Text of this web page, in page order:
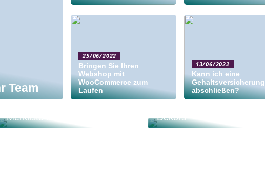
Team
25/06/2022
Bringen Sie Ihren
Webshop mit
WooCommerce zum
Laufen
13/06/2022
Kann ich eine
Gehaltsversicherung
abschließen?
Merkliste für eine gute Messe
Dekors